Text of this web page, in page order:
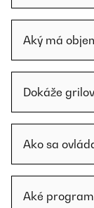
Aký má
Dokáže
Ako sa
Aké